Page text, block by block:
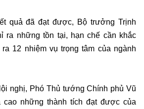
quả đã đạt được, Bộ trưởng Trịnh
ra những tồn tại, hạn chế cần khắc
12 nhiệm vụ trọng tâm của ngành
nghị, Phó Thủ tướng Chính phủ Vũ
cao những thành tích đạt được của